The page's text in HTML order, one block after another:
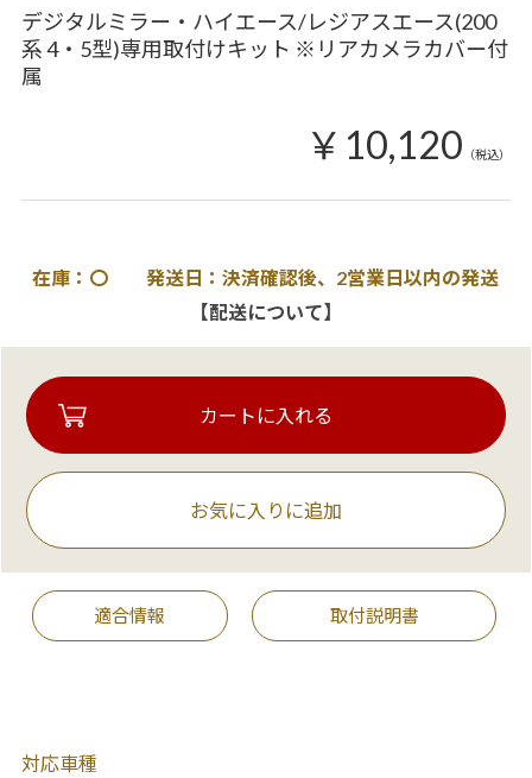
デジタルミラー・ハイエース/レジアスエース(200
系 4・5型)専用取付けキット ※リアカメラカバー付
属
￥10,120 （税込）
在庫：〇 発送日：決済確認後、2営業日以内の発送
【配送について】
お気に入りに追加
適合情報 取付説明書
対応車種